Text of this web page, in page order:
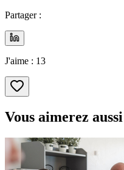
Partager :
J'aime : 13
Vous aimerez aussi